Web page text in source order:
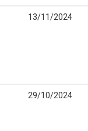
13/11/2024
29/10/2024